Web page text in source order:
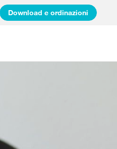
Download e ordinazioni